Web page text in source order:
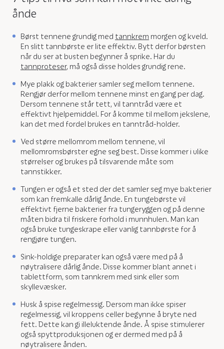
ånde
Børst tennene grundig med tannkrem morgen og kveld.
En slitt tannbørste er lite effektiv. Bytt derfor børsten
når du ser at busten begynner å sprike. Har du
tannproteser, må også disse holdes grundig rene.
Mye plakk og bakterier samler seg mellom tennene.
Rengjør derfor mellom tennene minst en gang per dag.
Dersom tennene står tett, vil tanntråd være et
effektivt hjelpemiddel. For å komme til mellom jekslene,
kan det med fordel brukes en tanntråd-holder.
Ved større mellomrom mellom tennene, vil
mellomromsbørster egne seg best. Disse kommer i ulike
størrelser og brukes på tilsvarende måte som
tannstikker.
Tungen er også et sted der det samler seg mye bakterier
som kan fremkalle dårlig ånde. En tungebørste vil
effektivt fjerne bakterier fra tungeryggen og på denne
måten bidra til friskere forhold i munnhulen. Man kan
også bruke tungeskrape eller vanlig tannbørste for å
rengjøre tungen.
Sink-holdige preparater kan også være med på å
nøytralisere dårlig ånde. Disse kommer blant annet i
tablettform, som tannkrem med sink eller som
skyllevæsker.
Husk å spise regelmessig. Dersom man ikke spiser
regelmessig, vil kroppens celler begynne å bryte ned
fett. Dette kan gi illeluktende ånde. Å spise stimulerer
også spyttproduksjonen og er dermed med på å
nøytralisere ånden.